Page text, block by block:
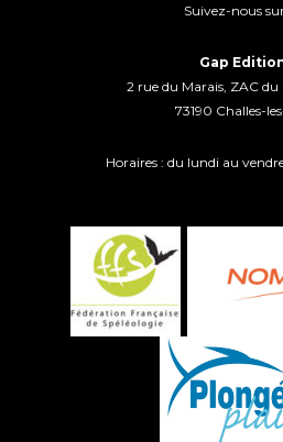
Suivez-nous
Gap
2 rue du Marais, ZAC du
73190 Challes-
Horaires : du lundi au